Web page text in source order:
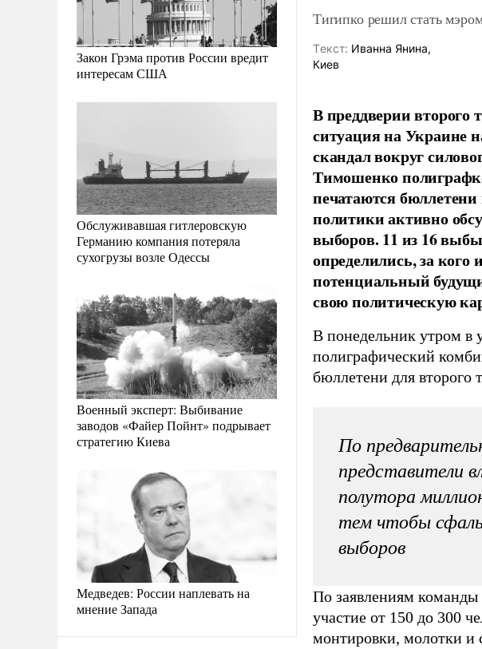
Закон Грэма против России вредит
интересам США
Обслуживавшая гитлеровскую
Германию компания потеряла
сухогрузы возле Одессы
Военный эксперт: Выбивание
заводов «Файер Пойнт» подрывает
стратегию Киева
Медведев: России наплевать на
мнение Запада
Тигипко решил стать
Tекст: Иванна Янина,
Киев
В преддверии второго
ситуация на Украине
скандал вокруг
Тимошенко
печатаются
политики активно
выборов. 11 из 16
определились, за
потенциальный
свою политическую
В понедельник утром в
полиграфический
бюллетени для второго
По
представители
полутора
тем чтобы
выборов
По заявлениям
участие от 150 до 300
монтировки, молотки и